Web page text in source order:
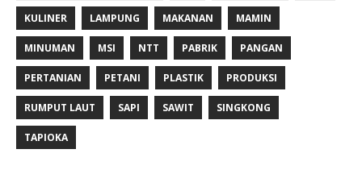
KULINER LAMPUNG MAKANAN MAMIN
MINUMAN MSI NTT PABRIK PANGAN
PERTANIAN PETANI PLASTIK PRODUKSI
RUMPUT LAUT SAPI SAWIT SINGKONG
TAPIOKA